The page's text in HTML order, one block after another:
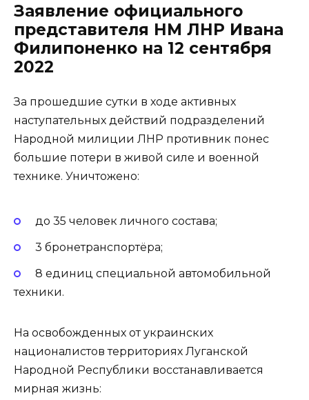
Заявление официального
представителя НМ ЛНР Ивана
Филипоненко на 12 сентября
2022
За прошедшие сутки в ходе активных
наступательных действий подразделений
Народной милиции ЛНР противник понес
большие потери в живой силе и военной
технике. Уничтожено:
до 35 человек личного состава;
3 бронетранспортёра;
8 единиц специальной автомобильной
техники.
На освобожденных от украинских
националистов территориях Луганской
Народной Республики восстанавливается
мирная жизнь: